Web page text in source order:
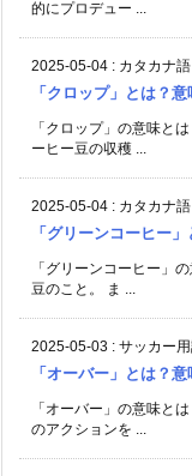
的にプロデュー ...
2025-05-04 : カタカナ語
「クロップ」とは？
「クロップ」の意味と
ーヒー豆の収穫 ...
2025-05-04 : カタカナ語
「グリーンコーヒー
「グリーンコーヒー」
豆のこと。 ま ...
2025-05-03 : サッカー
「オーバー」とは？
「オーバー」の意味と
のアクションを ...